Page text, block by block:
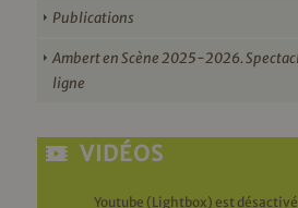
Publications
Ambert en Scène 2025-2026.
ligne
VIDÉOS
Youtube (Lightbox) est